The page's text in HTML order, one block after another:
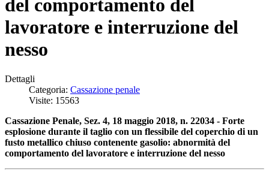
del comportamento del
lavoratore e interruzione del
nesso
Dettagli
Categoria: Cassazione penale
Visite: 15563
Cassazione Penale, Sez. 4, 18 maggio 2018, n. 22034 - Forte
esplosione durante il taglio con un flessibile del coperchio di un
fusto metallico chiuso contenente gasolio: abnormità del
comportamento del lavoratore e interruzione del nesso